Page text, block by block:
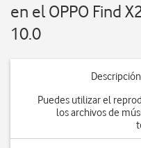
en el OPPO Find
10.0
Puedes utilizar el
los archivos de